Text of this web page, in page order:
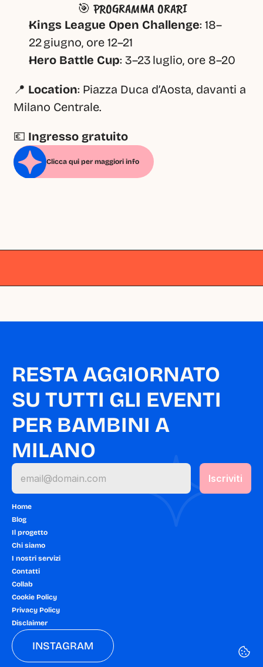
🎯 PROGRAMMA ORARI
Kings League Open Challenge: 18–
22 giugno, ore 12–21
Hero Battle Cup: 3–23 luglio, ore 8–20
📍 Location: Piazza Duca d’Aosta, davanti a
Milano Centrale.
💶 Ingresso gratuito
Clicca qui per maggiori info
RESTA AGGIORNATO
SU TUTTI GLI EVENTI
PER BAMBINI A
MILANO
Home
Blog
Il progetto
Chi siamo
I nostri servizi
Contatti
Collab
Cookie Policy
Privacy Policy
Disclaimer
INSTAGRAM